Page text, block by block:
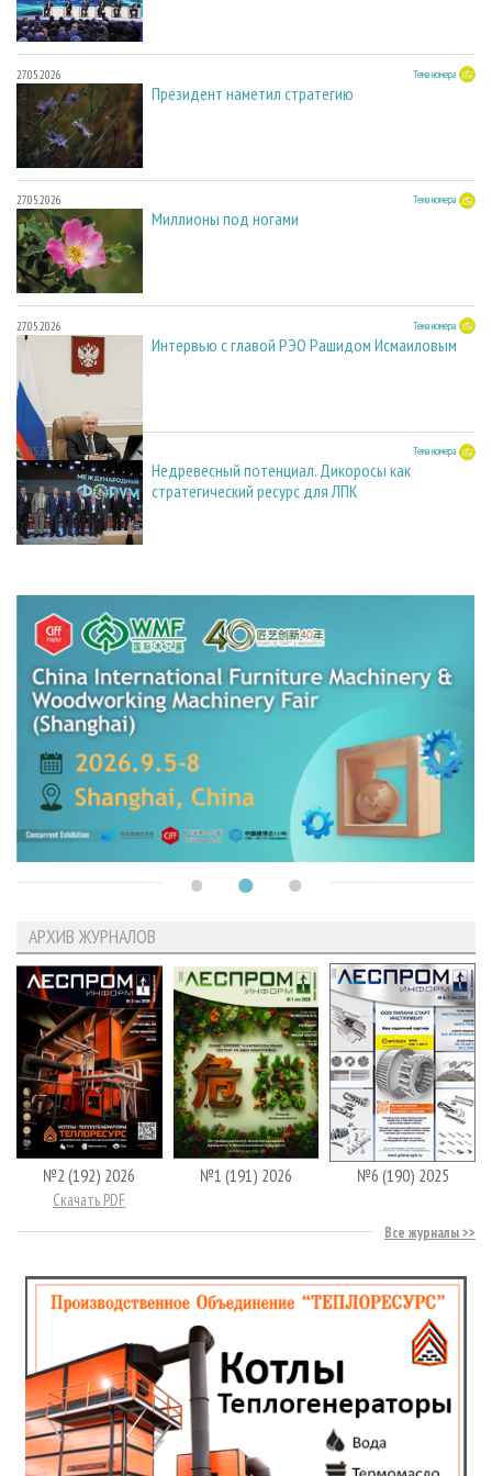
27.05.2026 Тема номера
Президент наметил стратегию
27.05.2026 Тема номера
Миллионы под ногами
27.05.2026 Тема номера
Интервью с главой РЭО Рашидом Исмаиловым
27.05.2026 Тема номера
Недревесный потенциал. Дикоросы как
стратегический ресурс для ЛПК
АРХИВ ЖУРНАЛОВ
№2 (192) 2026
Скачать PDF
№1 (191) 2026 №6 (190) 2025
Все журналы